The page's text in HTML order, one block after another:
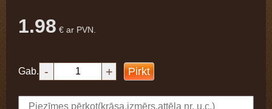
1.98 € ar PVN.
Gab. - + Pirkt